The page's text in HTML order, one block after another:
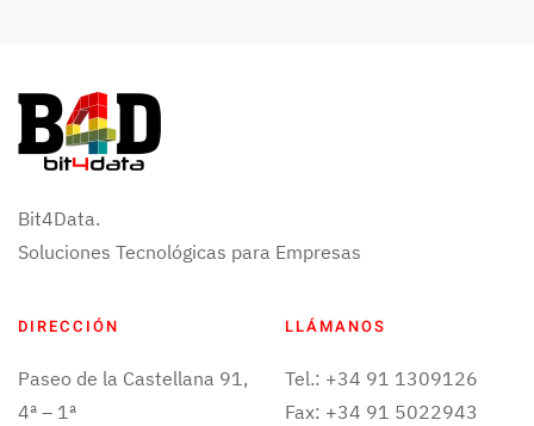
Bit4Data.
Soluciones Tecnológicas para Empresas
DIRECCIÓN
Paseo de la Castellana 91,
4ª – 1ª
LLÁMANOS
Tel.: +34 91 1309126
Fax: +34 91 5022943